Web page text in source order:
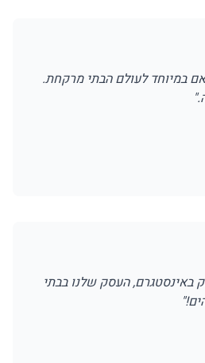
במיוחד לעולם הבתי מרקחת.
"
באינסטגרם, העסק שלנו בבתי
"